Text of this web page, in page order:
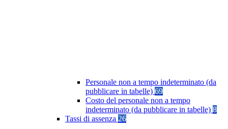
Personale non a tempo indeterminato (da
pubblicare in tabelle) 69
Costo del personale non a tempo
indeterminato (da pubblicare in tabelle) 8
Tassi di assenza 26